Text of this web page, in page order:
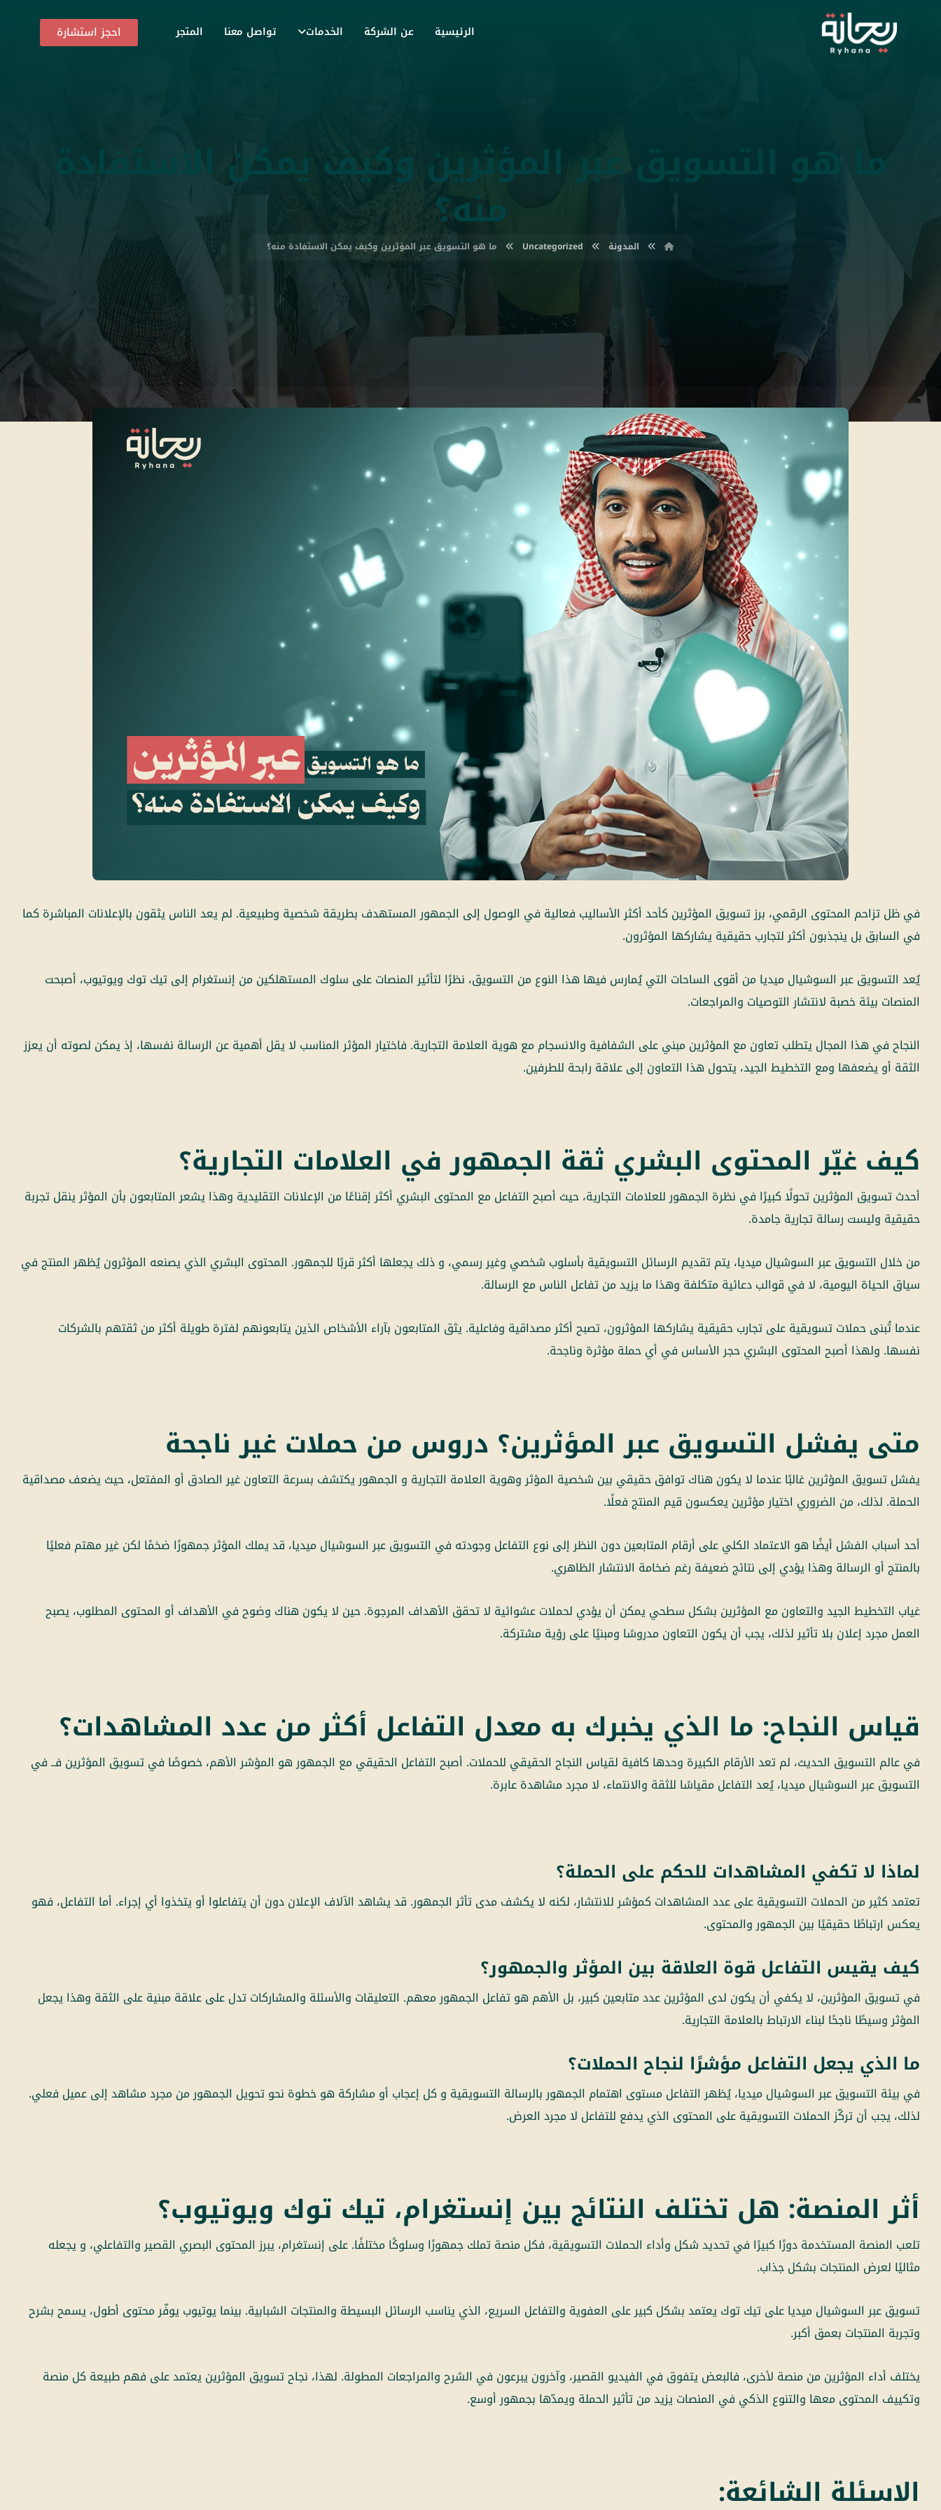
الرئيسية عن الشركة الخدمات تواصل معنا المتجر احجز استشارة
ما هو التسويق عبر المؤثرين وكيف يمكن الاستفادة
منه؟
المدونة Uncategorized ما هو التسويق عبر المؤثرين وكيف يمكن الاستفادة منه؟
في ظل تزاحم المحتوى الرقمي، برز تسويق المؤثرين كأحد أكثر الأساليب فعالية في الوصول إلى الجمهور المستهدف بطريقة شخصية وطبيعية. لم يعد الناس يثقون بالإعلانات المباشرة كما
في السابق بل ينجذبون أكثر لتجارب حقيقية يشاركها المؤثرون.
يُعد التسويق عبر السوشيال ميديا من أقوى الساحات التي يُمارس فيها هذا النوع من التسويق، نظرًا لتأثير المنصات على سلوك المستهلكين من إنستغرام إلى تيك توك ويوتيوب، أصبحت
المنصات بيئة خصبة لانتشار التوصيات والمراجعات.
النجاح في هذا المجال يتطلب تعاون مع المؤثرين مبني على الشفافية والانسجام مع هوية العلامة التجارية. فاختيار المؤثر المناسب لا يقل أهمية عن الرسالة نفسها، إذ يمكن لصوته أن يعزز
الثقة أو يضعفها ومع التخطيط الجيد، يتحول هذا التعاون إلى علاقة رابحة للطرفين.
كيف غيّر المحتوى البشري ثقة الجمهور في العلامات التجارية؟
أحدثتسويق المؤثرينتحولًا كبيرًا في نظرة الجمهور للعلامات التجارية، حيث أصبح التفاعل مع المحتوى البشري أكثر إقناعًا من الإعلانات التقليدية وهذا يشعر المتابعون بأن المؤثر ينقل تجربة
حقيقية وليست رسالة تجارية جامدة.
من خلال التسويق عبر السوشيال ميديا، يتم تقديم الرسائل التسويقية بأسلوب شخصي وغير رسمي، و ذلك يجعلها أكثر قربًا للجمهور. المحتوى البشري الذي يصنعه المؤثرون يُظهر المنتج في
سياق الحياة اليومية، لا في قوالب دعائية متكلفة وهذا ما يزيد من تفاعل الناس مع الرسالة.
عندما تُبنى حملات تسويقية على تجارب حقيقية يشاركها المؤثرون، تصبح أكثر مصداقية وفاعلية. يثق المتابعون بآراء الأشخاص الذين يتابعونهم لفترة طويلة أكثر من ثقتهم بالشركات
نفسها. ولهذا أصبح المحتوى البشري حجر الأساس في أي حملة مؤثرة وناجحة.
متى يفشل التسويق عبر المؤثرين؟ دروس من حملات غير ناجحة
يفشل تسويق المؤثرين غالبًا عندما لا يكون هناك توافق حقيقي بين شخصية المؤثر وهوية العلامة التجارية و الجمهور يكتشف بسرعة التعاون غير الصادق أو المفتعل، حيث يضعف مصداقية
الحملة. لذلك، من الضروري اختيار مؤثرين يعكسون قيم المنتج فعلًا.
أحد أسباب الفشل أيضًا هو الاعتماد الكلي على أرقام المتابعين دون النظر إلى نوع التفاعل وجودته في التسويق عبر السوشيال ميديا، قد يملك المؤثر جمهورًا ضخمًا لكن غير مهتم فعليًا
بالمنتج أو الرسالة وهذا يؤدي إلى نتائج ضعيفة رغم ضخامة الانتشار الظاهري.
غياب التخطيط الجيد والتعاون مع المؤثرين بشكل سطحي يمكن أن يؤدي لحملات عشوائية لا تحقق الأهداف المرجوة. حين لا يكون هناك وضوح في الأهداف أو المحتوى المطلوب، يصبح
العمل مجرد إعلان بلا تأثير لذلك، يجب أن يكون التعاون مدروسًا ومبنيًا على رؤية مشتركة.
قياس النجاح: ما الذي يخبرك به معدل التفاعل أكثر من عدد المشاهدات؟
في عالم التسويق الحديث، لم تعد الأرقام الكبيرة وحدها كافية لقياس النجاح الحقيقي للحملات. أصبح التفاعل الحقيقي مع الجمهور هو المؤشر الأهم، خصوصًا في تسويق المؤثرين فــ في
التسويق عبر السوشيال ميديا، يُعد التفاعل مقياسًا للثقة والانتماء، لا مجرد مشاهدة عابرة.
لماذا لا تكفي المشاهدات للحكم على الحملة؟
تعتمد كثير من الحملات التسويقية على عدد المشاهدات كمؤشر للانتشار، لكنه لا يكشف مدى تأثر الجمهور. قد يشاهد الآلاف الإعلان دون أن يتفاعلوا أو يتخذوا أي إجراء. أما التفاعل، فهو
يعكس ارتباطًا حقيقيًا بين الجمهور والمحتوى.
كيف يقيس التفاعل قوة العلاقة بين المؤثر والجمهور؟
في تسويق المؤثرين، لا يكفي أن يكون لدى المؤثرين عدد متابعين كبير، بل الأهم هو تفاعل الجمهور معهم. التعليقات والأسئلة والمشاركات تدل على علاقة مبنية على الثقة وهذا يجعل
المؤثر وسيطًا ناجحًا لبناء الارتباط بالعلامة التجارية.
ما الذي يجعل التفاعل مؤشرًا لنجاح الحملات؟
في بيئة التسويق عبر السوشيال ميديا، يُظهر التفاعل مستوى اهتمام الجمهور بالرسالة التسويقية و كل إعجاب أو مشاركة هو خطوة نحو تحويل الجمهور من مجرد مشاهد إلى عميل فعلي.
لذلك، يجب أن تركّز الحملات التسويقية على المحتوى الذي يدفع للتفاعل لا مجرد العرض.
أثر المنصة: هل تختلف النتائج بين إنستغرام، تيك توك ويوتيوب؟
تلعب المنصة المستخدمة دورًا كبيرًا في تحديد شكل وأداء الحملات التسويقية، فكل منصة تملك جمهورًا وسلوكًا مختلفًا. على إنستغرام، يبرز المحتوى البصري القصير والتفاعلي، و يجعله
مثاليًا لعرض المنتجات بشكل جذاب.
تسويق عبر السوشيال ميديا على تيك توك يعتمد بشكل كبير على العفوية والتفاعل السريع، الذي يناسب الرسائل البسيطة والمنتجات الشبابية. بينما يوتيوب يوفّر محتوى أطول، يسمح بشرح
وتجربة المنتجات بعمق أكبر.
يختلف أداء المؤثرين من منصة لأخرى، فالبعض يتفوق في الفيديو القصير، وآخرون يبرعون في الشرح والمراجعات المطولة. لهذا، نجاح تسويق المؤثرين يعتمد على فهم طبيعة كل منصة
وتكييف المحتوى معها والتنوع الذكي في المنصات يزيد من تأثير الحملة ويمدّها بجمهور أوسع.
الاسئلة الشائعة: